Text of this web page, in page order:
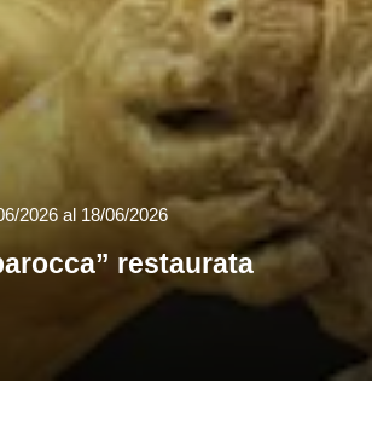
2026 al 18/06/2026
restaurata